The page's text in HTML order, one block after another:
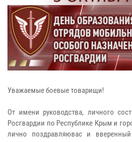
Уважаемые боевые товарищи!
От имени руководства, личного
Росгвардии по Республике Крым и
лично поздравляювас и